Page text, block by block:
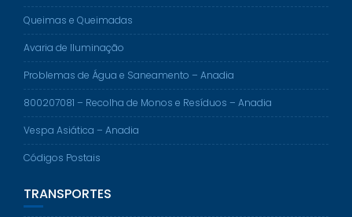
Queimas e Queimadas
Avaria de Iluminação
Problemas de Água e Saneamento – Anadia
800207081 – Recolha de Monos e Resíduos – Anadia
Vespa Asiática – Anadia
Códigos Postais
TRANSPORTES